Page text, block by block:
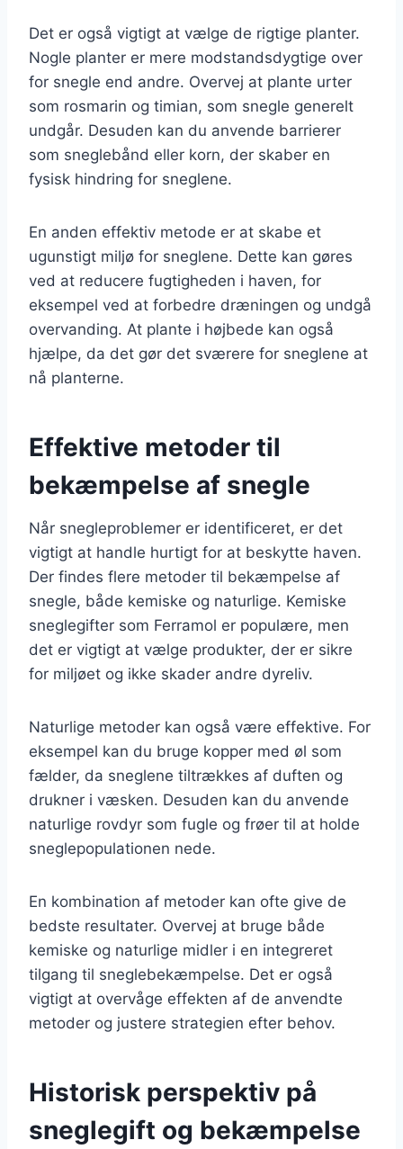
Det er også vigtigt at vælge de rigtige planter.
Nogle planter er mere modstandsdygtige over
for snegle end andre. Overvej at plante urter
som rosmarin og timian, som snegle generelt
undgår. Desuden kan du anvende barrierer
som sneglebånd eller korn, der skaber en
fysisk hindring for sneglene.
En anden effektiv metode er at skabe et
ugunstigt miljø for sneglene. Dette kan gøres
ved at reducere fugtigheden i haven, for
eksempel ved at forbedre dræningen og undgå
overvanding. At plante i højbede kan også
hjælpe, da det gør det sværere for sneglene at
nå planterne.
Effektive metoder til
bekæmpelse af snegle
Når snegleproblemer er identificeret, er det
vigtigt at handle hurtigt for at beskytte haven.
Der findes flere metoder til bekæmpelse af
snegle, både kemiske og naturlige. Kemiske
sneglegifter som Ferramol er populære, men
det er vigtigt at vælge produkter, der er sikre
for miljøet og ikke skader andre dyreliv.
Naturlige metoder kan også være effektive. For
eksempel kan du bruge kopper med øl som
fælder, da sneglene tiltrækkes af duften og
drukner i væsken. Desuden kan du anvende
naturlige rovdyr som fugle og frøer til at holde
sneglepopulationen nede.
En kombination af metoder kan ofte give de
bedste resultater. Overvej at bruge både
kemiske og naturlige midler i en integreret
tilgang til sneglebekæmpelse. Det er også
vigtigt at overvåge effekten af de anvendte
metoder og justere strategien efter behov.
Historisk perspektiv på
sneglegift og bekæmpelse